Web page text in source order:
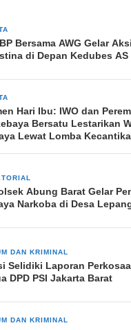
Bersama AWG Gelar
di Depan Kedubes AS
Hari Ibu: IWO dan
Bersatu Lestarikan
Lewat Lomba
Abung Barat Gelar
Narkoba di Desa
DAN KRIMINAL
Selidiki Laporan
DPD PSI Jakarta Barat
DAN KRIMINAL